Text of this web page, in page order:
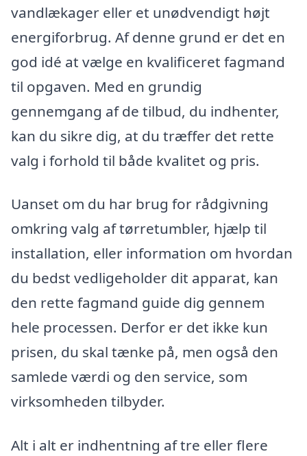
vandlækager eller et unødvendigt højt
energiforbrug. Af denne grund er det en
god idé at vælge en kvalificeret fagmand
til opgaven. Med en grundig
gennemgang af de tilbud, du indhenter,
kan du sikre dig, at du træffer det rette
valg i forhold til både kvalitet og pris.
Uanset om du har brug for rådgivning
omkring valg af tørretumbler, hjælp til
installation, eller information om hvordan
du bedst vedligeholder dit apparat, kan
den rette fagmand guide dig gennem
hele processen. Derfor er det ikke kun
prisen, du skal tænke på, men også den
samlede værdi og den service, som
virksomheden tilbyder.
Alt i alt er indhentning af tre eller flere